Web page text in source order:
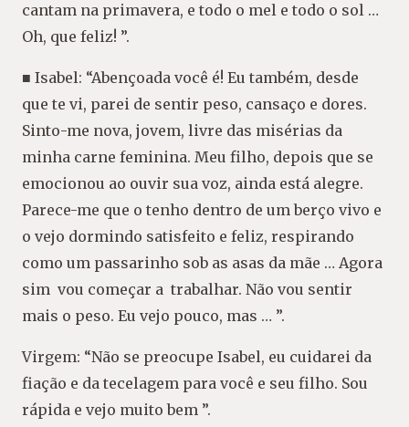
cantam na primavera, e todo o mel e todo o sol …
Oh, que feliz! ”.
■ Isabel: “Abençoada você é! Eu também, desde
que te vi, parei de sentir peso, cansaço e dores.
Sinto-me nova, jovem, livre das misérias da
minha carne feminina. Meu filho, depois que se
emocionou ao ouvir sua voz, ainda está alegre.
Parece-me que o tenho dentro de um berço vivo e
o vejo dormindo satisfeito e feliz, respirando
como um passarinho sob as asas da mãe … Agora
sim vou começar a trabalhar. Não vou sentir
mais o peso. Eu vejo pouco, mas … ”.
Virgem: “Não se preocupe Isabel, eu cuidarei da
fiação e da tecelagem para você e seu filho. Sou
rápida e vejo muito bem ”.